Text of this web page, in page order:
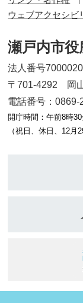
ウェブアクセシビ
瀬戸内市役
法人番号
〒701-4292 岡
電話番号：0869-
開庁時間：午前8時
（祝日、休日、12月